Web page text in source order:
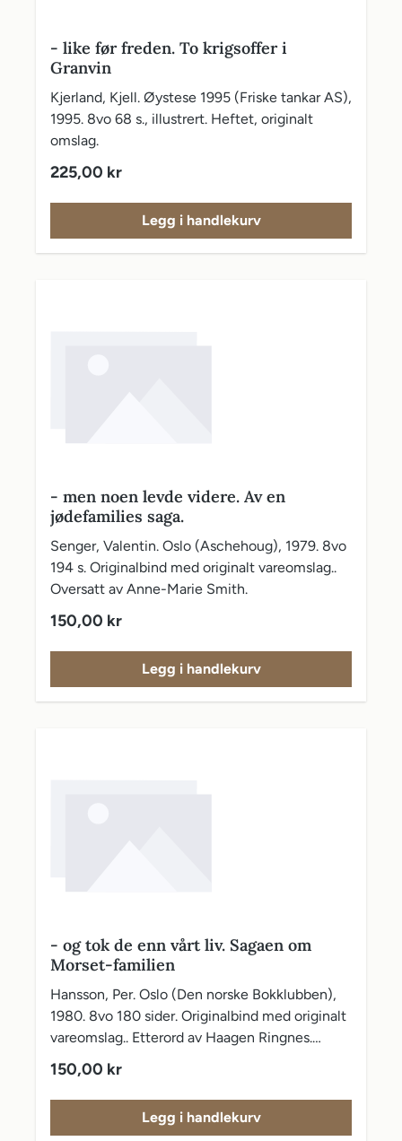
- like før freden. To krigsoffer i
Granvin
Kjerland, Kjell. Øystese 1995 (Friske tankar AS),
1995. 8vo 68 s., illustrert. Heftet, originalt
omslag.
Vanlig pris:
225,00 kr
Legg i handlekurv
- men noen levde videre. Av en
jødefamilies saga.
Senger, Valentin. Oslo (Aschehoug), 1979. 8vo
194 s. Originalbind med originalt vareomslag..
Oversatt av Anne-Marie Smith.
Vanlig pris:
150,00 kr
Legg i handlekurv
- og tok de enn vårt liv. Sagaen om
Morset-familien
Hansson, Per. Oslo (Den norske Bokklubben),
1980. 8vo 180 sider. Originalbind med originalt
vareomslag.. Etterord av Haagen Ringnes.
Vanlig pris:
150,00 kr
Legg i handlekurv